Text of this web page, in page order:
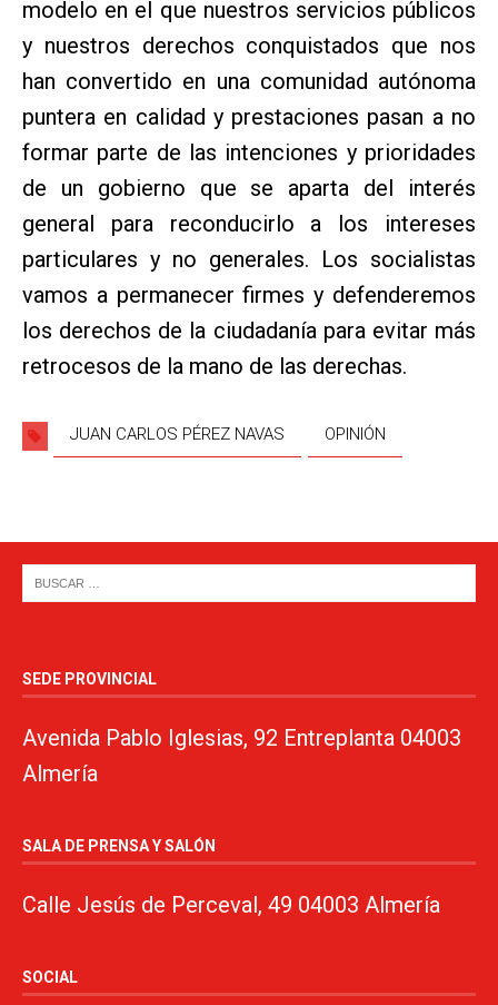
modelo en el que nuestros servicios públicos
y nuestros derechos conquistados que nos
han convertido en una comunidad autónoma
puntera en calidad y prestaciones pasan a no
formar parte de las intenciones y prioridades
de un gobierno que se aparta del interés
general para reconducirlo a los intereses
particulares y no generales. Los socialistas
vamos a permanecer firmes y defenderemos
los derechos de la ciudadanía para evitar más
retrocesos de la mano de las derechas.
JUAN CARLOS PÉREZ NAVAS OPINIÓN
SEDE PROVINCIAL
Avenida Pablo Iglesias, 92 Entreplanta 04003
Almería
SALA DE PRENSA Y SALÓN
Calle Jesús de Perceval, 49 04003 Almería
SOCIAL